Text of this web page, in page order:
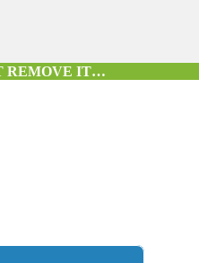
REMOVE IT…